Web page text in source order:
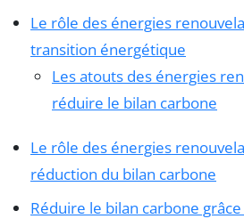
Le rôle des énergies
transition énergétique
Les atouts des énergies
réduire le bilan carbone
Le rôle des énergies
réduction du bilan carbone
Réduire le bilan carbone